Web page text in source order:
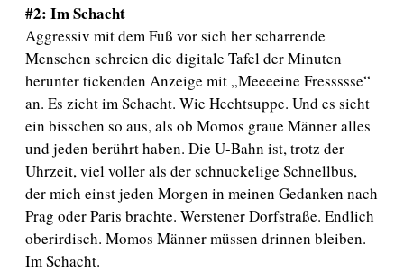
#2: Im Schacht
Aggressiv mit dem Fuß vor sich her scharrende
Menschen schreien die digitale Tafel der Minuten
herunter tickenden Anzeige mit „Meeeeine Fressssse“
an. Es zieht im Schacht. Wie Hechtsuppe. Und es sieht
ein bisschen so aus, als ob Momos graue Männer alles
und jeden berührt haben. Die U-Bahn ist, trotz der
Uhrzeit, viel voller als der schnuckelige Schnellbus,
der mich einst jeden Morgen in meinen Gedanken nach
Prag oder Paris brachte. Werstener Dorfstraße. Endlich
oberirdisch. Momos Männer müssen drinnen bleiben.
Im Schacht.